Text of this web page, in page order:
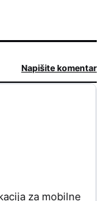
Napišite komentar
za mobilne